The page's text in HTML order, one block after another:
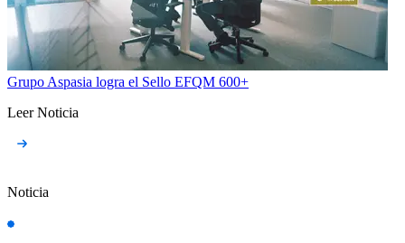
Grupo Aspasia logra el Sello EFQM 600+
Leer Noticia
Noticia